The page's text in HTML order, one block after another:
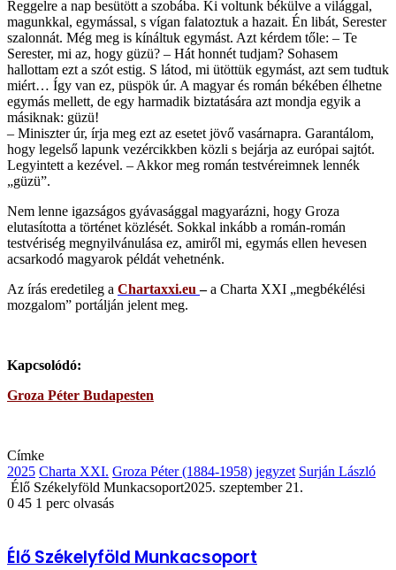
Reggelre a nap besütött a szobába. Ki voltunk békülve a világgal,
magunkkal, egymással, s vígan falatoztuk a hazait. Én libát, Serester
szalonnát. Még meg is kínáltuk egymást. Azt kérdem tőle: – Te
Serester, mi az, hogy güzü? – Hát honnét tudjam? Sohasem
hallottam ezt a szót estig. S látod, mi ütöttük egymást, azt sem tudtuk
miért… Így van ez, püspök úr. A magyar és román békében élhetne
egymás mellett, de egy harmadik biztatására azt mondja egyik a
másiknak: güzü!
– Miniszter úr, írja meg ezt az esetet jövő vasárnapra. Garantálom,
hogy legelső lapunk vezércikkben közli s bejárja az európai sajtót.
Legyintett a kezével. – Akkor meg román testvéreimnek lennék
„güzü”.
Nem lenne igazságos gyávasággal magyarázni, hogy Groza
elutasította a történet közlését. Sokkal inkább a román-román
testvériség megnyilvánulása ez, amiről mi, egymás ellen hevesen
acsarkodó magyarok példát vehetnénk.
Az írás eredetileg a Chartaxxi.eu–a Charta XXI „megbékélési
mozgalom” portálján jelent meg.
Kapcsolódó:
Groza Péter Budapesten
Címke
2025 Charta XXI. Groza Péter (1884-1958) jegyzet Surján László
Élő Székelyföld Munkacsoport2025. szeptember 21.
0 45 1 perc olvasás
Élő Székelyföld Munkacsoport